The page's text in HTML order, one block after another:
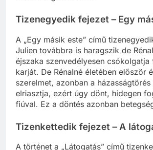
Tizenegyedik fejezet – Egy
A „Egy másik este” című
Julien továbbra is haragszik de
éjszaka szenvedélyesen csókolgatja
karját. De Rénalné életében először
szerelmet, azonban a
elriasztja, ezért úgy dönt, hidegen
Tizenkettedik fejezet – A